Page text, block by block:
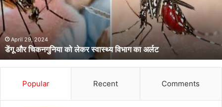
स्वास्थ्य
विभाग
का
अर्लटApril 29, 2024
डेंगू और चिकनगुनिया को लेकर स्वास्थ्य विभाग का अर्लट
Popular Recent Comments